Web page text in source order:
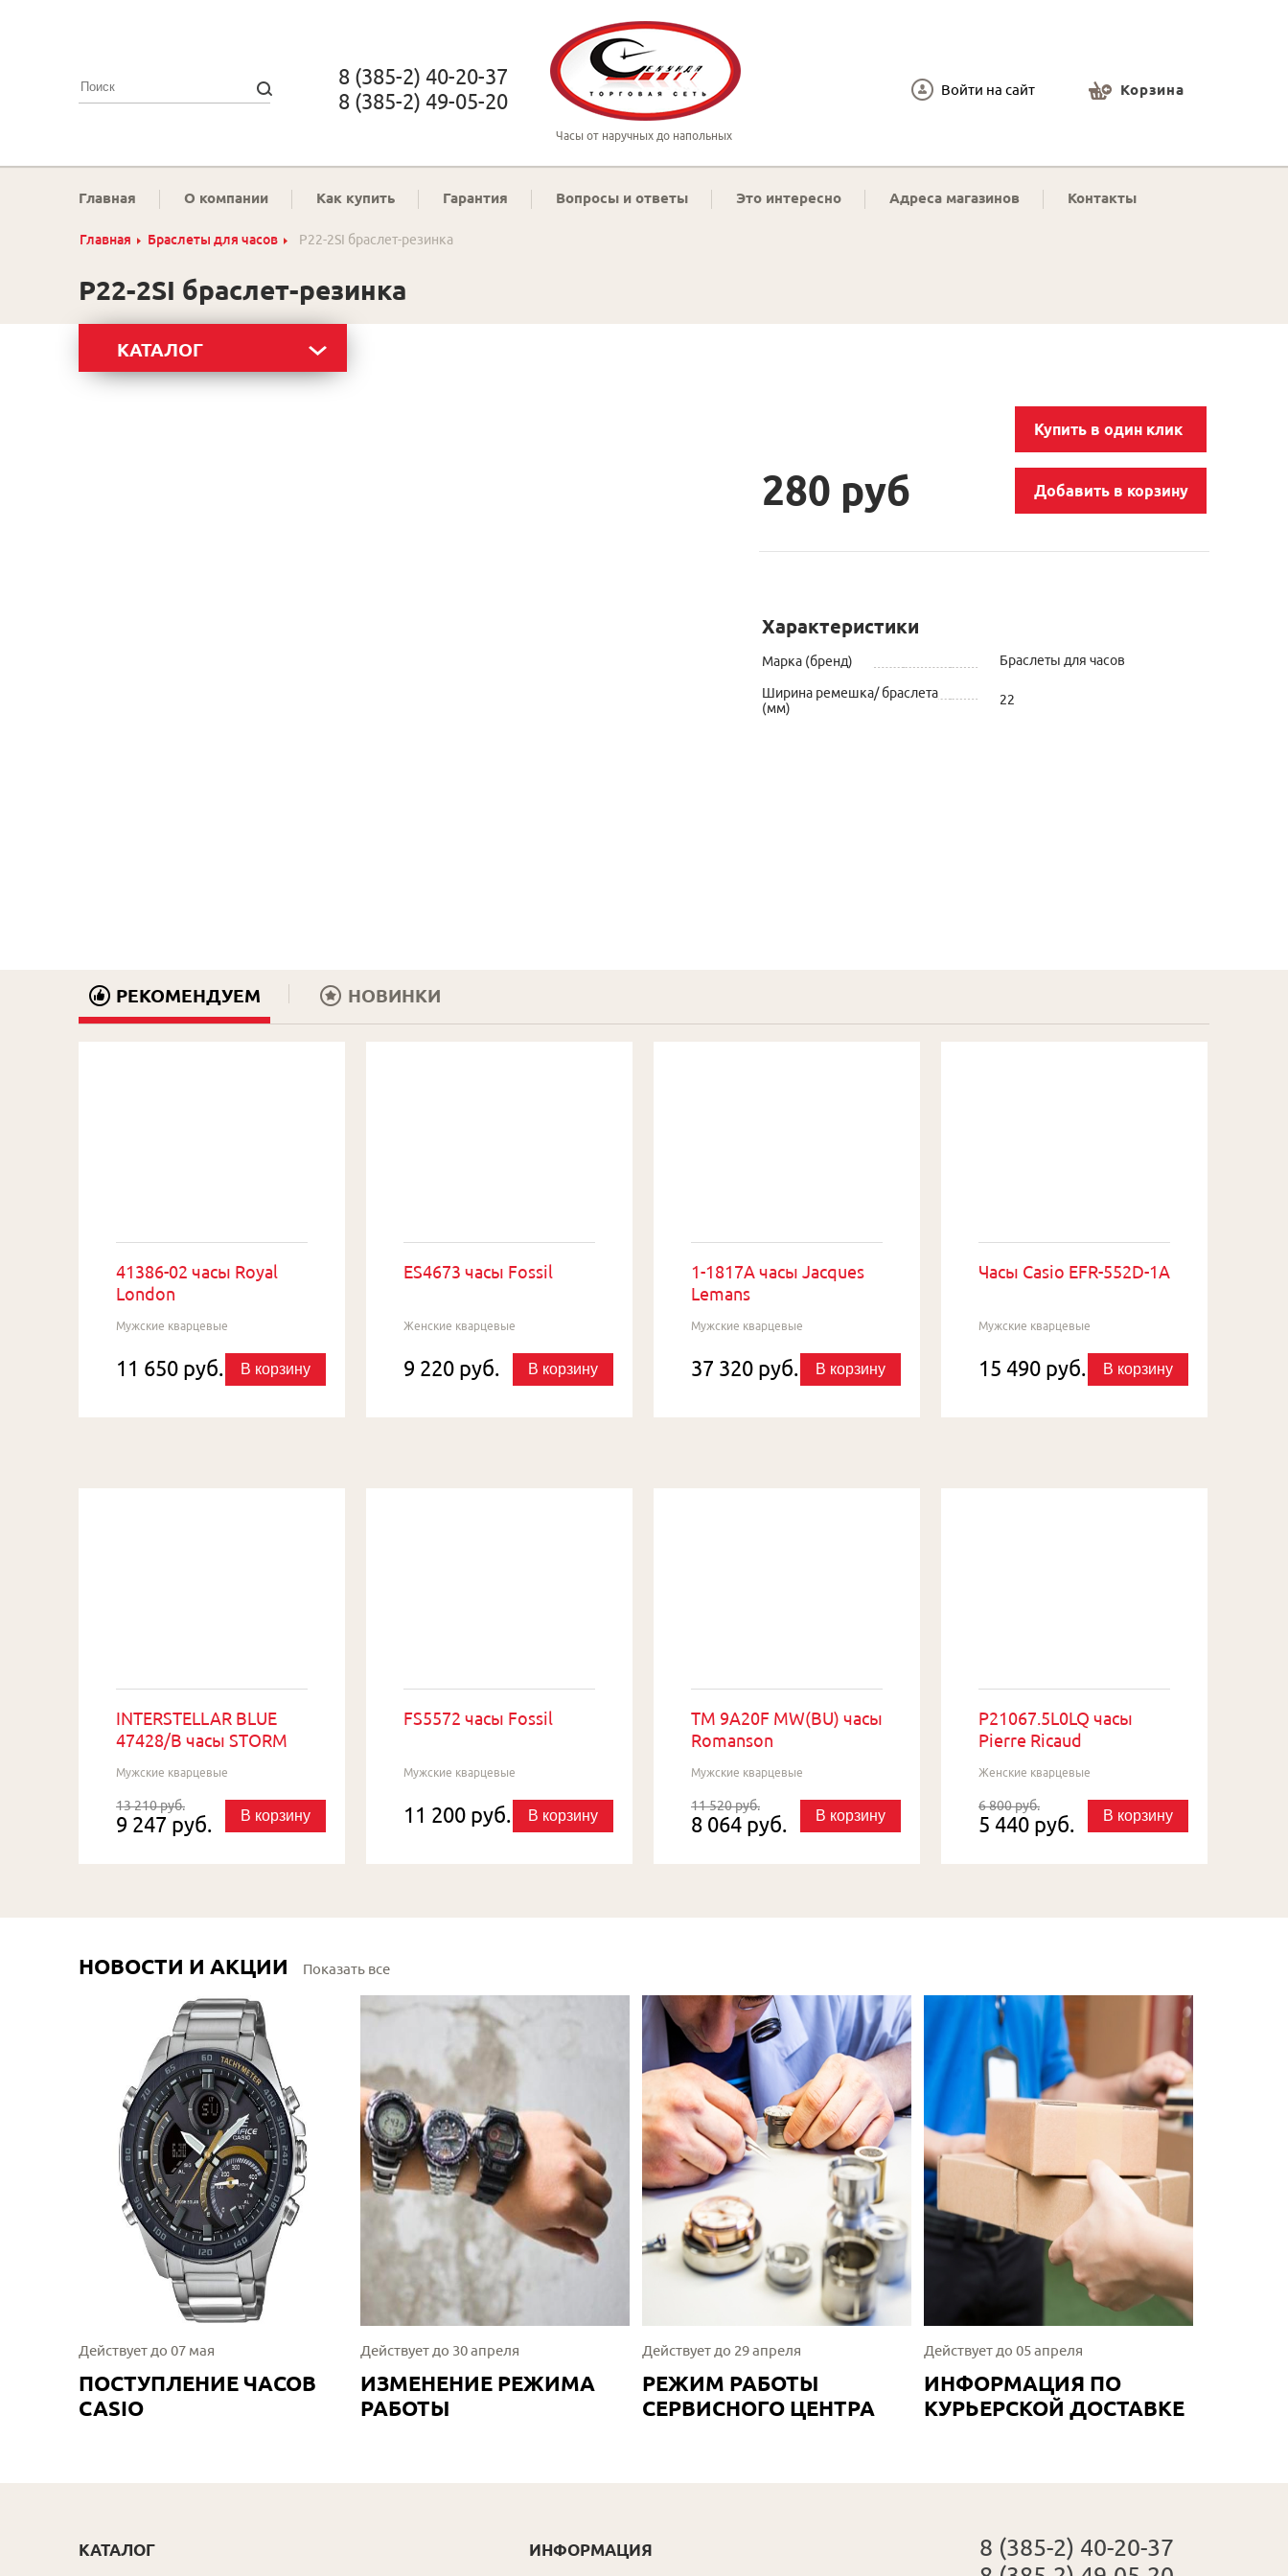
8 (385-2) 40-20-37
8 (385-2) 49-05-20
Часы от наручных до напольных
Войти на сайт Корзина
Главная О компании Как купить Гарантия Вопросы и ответы Это интересно Адреса магазинов Контакты
Главная Браслеты для часов P22-2SI браслет-резинка
P22-2SI браслет-резинка
КАТАЛОГ
Купить в один клик
280 руб Добавить в корзину
Характеристики
Марка (бренд) Браслеты для часов
Ширина ремешка/ браслета
(мм)
22
РЕКОМЕНДУЕМ НОВИНКИ
41386-02 часы Royal
London
Мужские кварцевые
11 650 руб. В корзину
ES4673 часы Fossil
Женские кварцевые
9 220 руб. В корзину
1-1817A часы Jacques
Lemans
Мужские кварцевые
37 320 руб. В корзину
Часы Casio EFR-552D-1A
Мужские кварцевые
15 490 руб. В корзину
INTERSTELLAR BLUE
47428/B часы STORM
Мужские кварцевые
13 210 руб.
9 247 руб. В корзину
FS5572 часы Fossil
Мужские кварцевые
11 200 руб. В корзину
TM 9A20F MW(BU) часы
Romanson
Мужские кварцевые
11 520 руб.
8 064 руб. В корзину
P21067.5L0LQ часы
Pierre Ricaud
Женские кварцевые
6 800 руб.
5 440 руб. В корзину
НОВОСТИ И АКЦИИ Показать все
Действует до 07 мая
ПОСТУПЛЕНИЕ ЧАСОВ
CASIO
Действует до 30 апреля
ИЗМЕНЕНИЕ РЕЖИМА
РАБОТЫ
Действует до 29 апреля
РЕЖИМ РАБОТЫ
СЕРВИСНОГО ЦЕНТРА
Действует до 05 апреля
ИНФОРМАЦИЯ ПО
КУРЬЕРСКОЙ ДОСТАВКЕ
КАТАЛОГ ИНФОРМАЦИЯ
8 (385-2) 40-20-37